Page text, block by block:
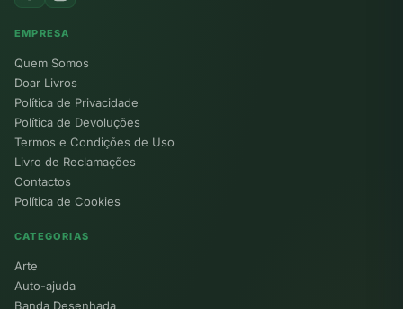
EMPRESA
Quem Somos
Doar Livros
Política de Privacidade
Política de Devoluções
Termos e Condições de Uso
Livro de Reclamações
Contactos
Política de Cookies
CATEGORIAS
Arte
Auto-ajuda
Banda Desenhada